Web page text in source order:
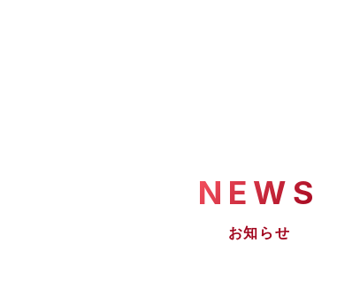
NEWS
お知らせ